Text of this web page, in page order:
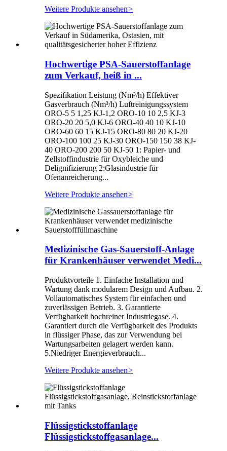
Weitere Produkte ansehen>
Hochwertige PSA-Sauerstoffanlage
zum Verkauf, heiß in ...
Spezifikation Leistung (Nm³/h) Effektiver
Gasverbrauch (Nm³/h) Luftreinigungssystem
ORO-5 5 1,25 KJ-1,2 ORO-10 10 2,5 KJ-3
ORO-20 20 5,0 KJ-6 ORO-40 40 10 KJ-10
ORO-60 60 15 KJ-15 ORO-80 80 20 KJ-20
ORO-100 100 25 KJ-30 ORO-150 150 38 KJ-
40 ORO-200 200 50 KJ-50 1: Papier- und
Zellstoffindustrie für Oxybleiche und
Delignifizierung 2:Glasindustrie für
Ofenanreicherung...
Weitere Produkte ansehen>
Medizinische Gas-Sauerstoff-Anlage
für Krankenhäuser verwendet Medi...
Produktvorteile 1. Einfache Installation und
Wartung dank modularem Design und Aufbau. 2.
Vollautomatisches System für einfachen und
zuverlässigen Betrieb. 3. Garantierte
Verfügbarkeit hochreiner Industriegase. 4.
Garantiert durch die Verfügbarkeit des Produkts
in flüssiger Phase, das zur Verwendung bei
Wartungsarbeiten gelagert werden kann.
5.Niedriger Energieverbrauch...
Weitere Produkte ansehen>
Flüssigstickstoffanlage
Flüssigstickstoffgasanlage...